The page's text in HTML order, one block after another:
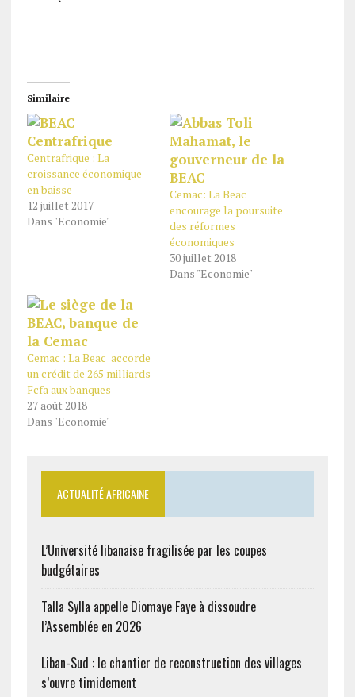
Similaire
Centrafrique : La
croissance économique
en baisse
12 juillet 2017
Dans "Economie"
Cemac: La Beac
encourage la poursuite
des réformes
économiques
30 juillet 2018
Dans "Economie"
Cemac : La Beac accorde
un crédit de 265 milliards
Fcfa aux banques
27 août 2018
Dans "Economie"
ACTUALITÉ AFRICAINE
L’Université libanaise fragilisée par les coupes
budgétaires
Talla Sylla appelle Diomaye Faye à dissoudre
l’Assemblée en 2026
Liban-Sud : le chantier de reconstruction des villages
s’ouvre timidement